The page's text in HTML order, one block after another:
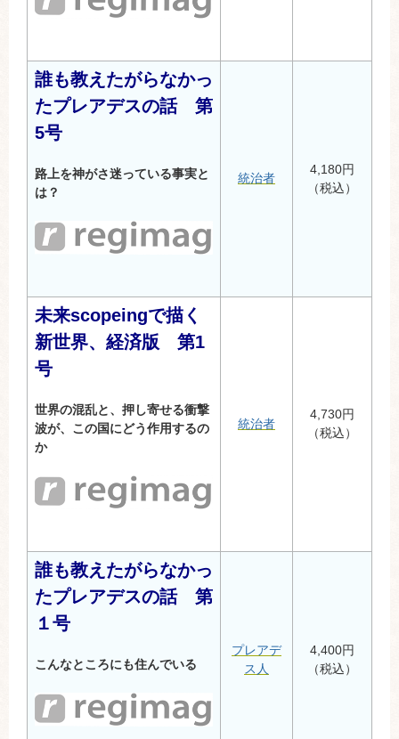
誰も教えたがらなかっ
たプレアデスの話 第
5号
路上を神がさ迷っている事実と
は？
統治者
4,180円
（税込）
未来scopeingで描く
新世界、経済版 第1
号
世界の混乱と、押し寄せる衝撃
波が、この国にどう作用するの
か
統治者
4,730円
（税込）
誰も教えたがらなかっ
たプレアデスの話 第
１号
こんなところにも住んでいる
プレアデ
ス人
4,400円
（税込）